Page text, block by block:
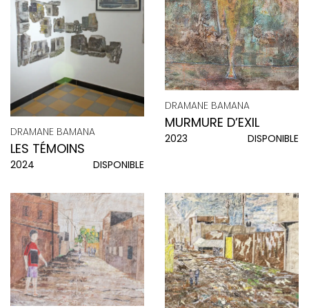
DRAMANE BAMANA
LES TÉMOINS
2024 DISPONIBLE
DRAMANE BAMANA
MURMURE D’EXIL
2023 DISPONIBLE